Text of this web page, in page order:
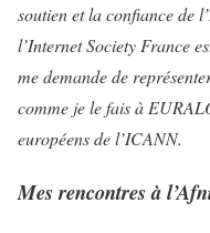
soutien et la confiance de
l’Internet Society France
me demande de
comme je le fais à
européens de l’ICANN.
Mes rencontres à